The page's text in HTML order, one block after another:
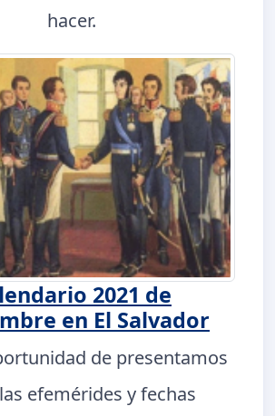
hacer.
2021 de
en El Salvador
de presentamos
efemérides y fechas